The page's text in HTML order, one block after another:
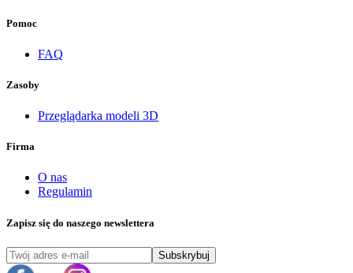
Pomoc
FAQ
Zasoby
Przeglądarka modeli 3D
Firma
O nas
Regulamin
Zapisz się do naszego newslettera
Subskrybuj